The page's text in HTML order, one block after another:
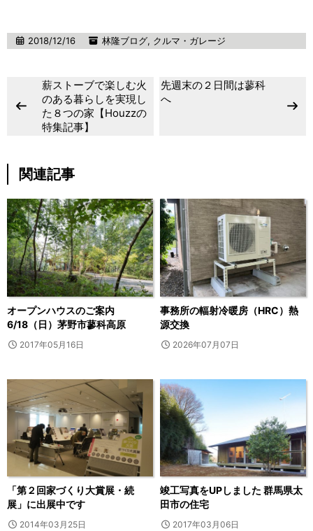
2018/12/16 林隆ブログ, クルマ・ガレージ
薪ストーブで楽しむ火
のある暮らしを実現し
た８つの家【Houzzの
特集記事】
先週末の２日間は蓼科
へ
関連記事
オープンハウスのご案内
6/18（日）茅野市蓼科高原
2017年05月16日
事務所の輻射冷暖房（HRC）熱
源交換
2026年07月07日
「第２回家づくり大賞展・続
展」に出展中です
2014年03月25日
竣工写真をUPしました 群馬県太
田市の住宅
2017年03月06日